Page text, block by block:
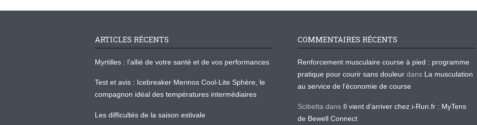
ARTICLES RÉCENTS
Myrtilles : l’allié de votre santé et de vos performances
Test et avis : Icebreaker Merinos Cool-Lite Sphère, le
compagnon idéal des températures intermédiaires
Les difficultés de la saison estivale
COMMENTAIRES RÉCENTS
Renforcement musculaire course à pied : programme
pratique pour courir sans douleur dans La musculation
au service de l’économie de course
Scibetta dans Il vient d’arriver chez i-Run.fr : MyTens
de Bewell Connect